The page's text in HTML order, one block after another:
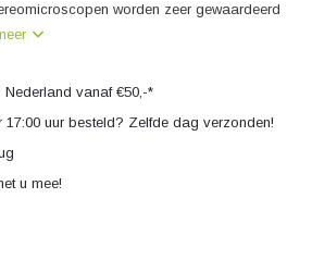
worden zeer gewaardeerd
vanaf €50,-*
uur besteld? Zelfde dag verzonden!
u mee!